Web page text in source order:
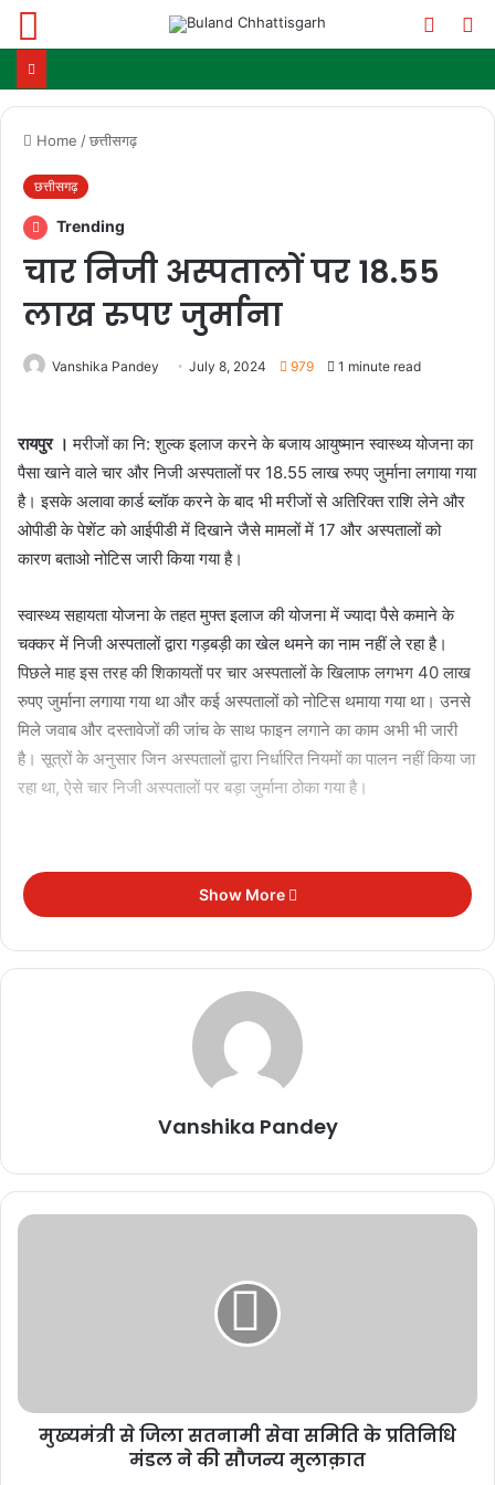
Switch
Home /छत्तीसगढ़
छत्तीसगढ़
Trending
चार निजी अस्पतालों पर 18.55
लाख रुपए जुर्माना
Vanshika Pandey July 8, 2024 979 1 minute read
रायपुर । मरीजों का नि: शुल्क इलाज करने के बजाय आयुष्मान स्वास्थ्य योजना का
पैसा खाने वाले चार और निजी अस्पतालों पर 18.55 लाख रुपए जुर्माना लगाया गया
है। इसके अलावा कार्ड ब्लॉक करने के बाद भी मरीजों से अतिरिक्त राशि लेने और
ओपीडी के पेशेंट को आईपीडी में दिखाने जैसे मामलों में 17 और अस्पतालों को
कारण बताओ नोटिस जारी किया गया है।
स्वास्थ्य सहायता योजना के तहत मुफ्त इलाज की योजना में ज्यादा पैसे कमाने के
चक्कर में निजी अस्पतालों द्वारा गड़बड़ी का खेल थमने का नाम नहीं ले रहा है।
पिछले माह इस तरह की शिकायतों पर चार अस्पतालों के खिलाफ लगभग 40 लाख
रुपए जुर्माना लगाया गया था और कई अस्पतालों को नोटिस थमाया गया था। उनसे
मिले जवाब और दस्तावेजों की जांच के साथ फाइन लगाने का काम अभी भी जारी
है। सूत्रों के अनुसार जिन अस्पतालों द्वारा निर्धारित नियमों का पालन नहीं किया जा
रहा था, ऐसे चार निजी अस्पतालों पर बड़ा जुर्माना ठोका गया है।
ज्यादातर अस्पतालों में जनरल वार्ड के मरीजों को आईसीयू में दाखिला बताकर कार्ड
की गड़बड़ी के आरोप में नोटिस जारी कर स्पष्टीकरण मांगा गया है। उन्हें चेतावनी
दी गई है कि जवाब संतोषजनक नहीं होने पर उनके खिलाफ कार्रवाई की जाएगी।
राज्य में पांच सौ से अधिक छोटे-बड़े निजी अस्पताल इस योजना के तहत पंजीकृत
तक उपचार की सुविधा दी जा रही है। राज्य में 2.10 करोड़ लोग आयुष्मान कार्ड
बनवाकर योजना के हितग्राही बन चुके हैं।
Show More
Vanshika Pandey
मुख्यमंत्री से जिला सतनामी सेवा समिति के प्रतिनिधि
मंडल ने की सौजन्य मुलाक़ात